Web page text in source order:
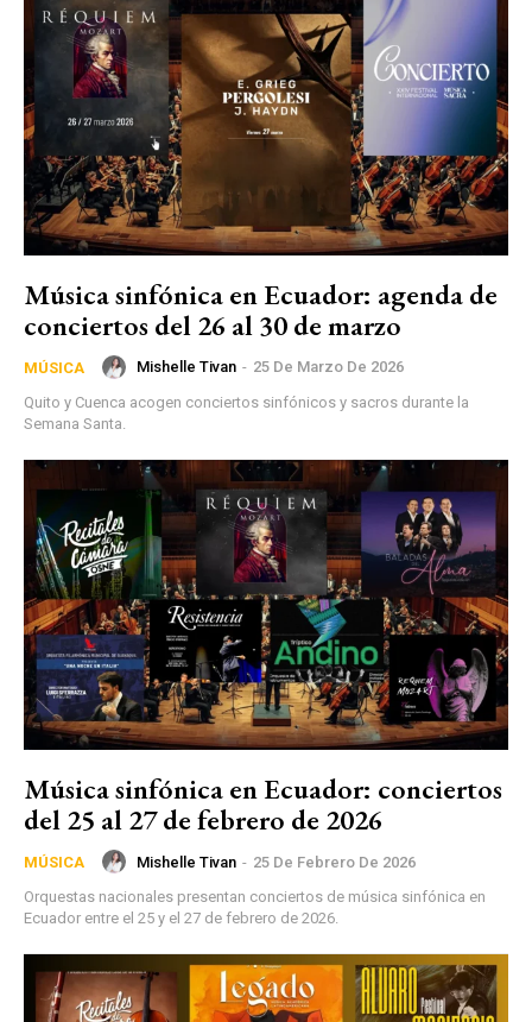
Música sinfónica en Ecuador: agenda de
conciertos del 26 al 30 de marzo
MÚSICA Mishelle Tivan - 25 De Marzo De 2026
Quito y Cuenca acogen conciertos sinfónicos y sacros durante la
Semana Santa.
Música sinfónica en Ecuador: conciertos
del 25 al 27 de febrero de 2026
MÚSICA Mishelle Tivan - 25 De Febrero De 2026
Orquestas nacionales presentan conciertos de música sinfónica en
Ecuador entre el 25 y el 27 de febrero de 2026.